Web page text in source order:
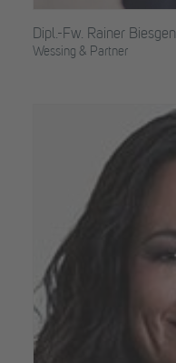
Dipl.-Fw. Rainer Biesgen
Wessing & Partner